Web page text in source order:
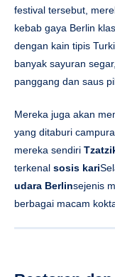
mereka sendiri
terkenalsosis kari
udara Berlinsejenis
berbagai macam
Restoran
Taqueria Las
Las Musas juga akan